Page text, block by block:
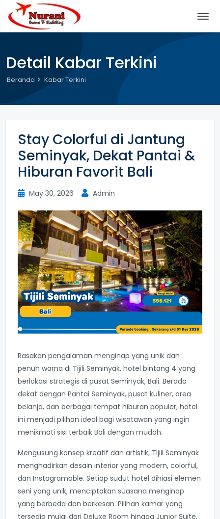
Detail Kabar Terkini
Beranda Kabar Terkini
Stay Colorful di Jantung
Seminyak, Dekat Pantai &
Hiburan Favorit Bali
May 30, 2026 Admin
Rasakan pengalaman menginap yang unik dan
penuh warna di Tijili Seminyak, hotel bintang 4 yang
berlokasi strategis di pusat Seminyak, Bali. Berada
dekat dengan Pantai Seminyak, pusat kuliner, area
belanja, dan berbagai tempat hiburan populer, hotel
ini menjadi pilihan ideal bagi wisatawan yang ingin
menikmati sisi terbaik Bali dengan mudah.
Mengusung konsep kreatif dan artistik, Tijili Seminyak
menghadirkan desain interior yang modern, colorful,
dan Instagramable. Setiap sudut hotel dihiasi elemen
seni yang unik, menciptakan suasana menginap
yang berbeda dan berkesan. Pilihan kamar yang
tersedia mulai dari Deluxe Room hingga Junior Suite,